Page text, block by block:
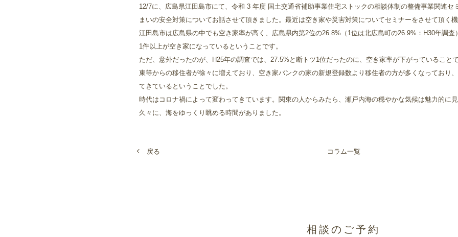
12/7に、広島県江田島市にて、令和 3 年度 国土交通省補助事業住宅ストックの相談体制の整備事業関連セ
まいの安全対策についてお話させて頂きました。最近は空き家や災害対策についてセミナーをさせて頂く機
江田島市は広島県の中でも空き家率が高く、広島県内第2位の26.8%（1位は北広島町の26.9%：H30年調査
1件以上が空き家になっているということです。
ただ、意外だったのが、H25年の調査では、27.5%と断トツ1位だったのに、空き家率が下がっていること
東等からの移住者が徐々に増えており、空き家バンクの家の新規登録数より移住者の方が多くなっており
てきているということでした。
時代はコロナ禍によって変わってきています。関東の人からみたら、瀬戸内海の穏やかな気候は魅力的に見
久々に、海をゆっくり眺める時間がありました。
戻る コラム一覧
相談のご予約